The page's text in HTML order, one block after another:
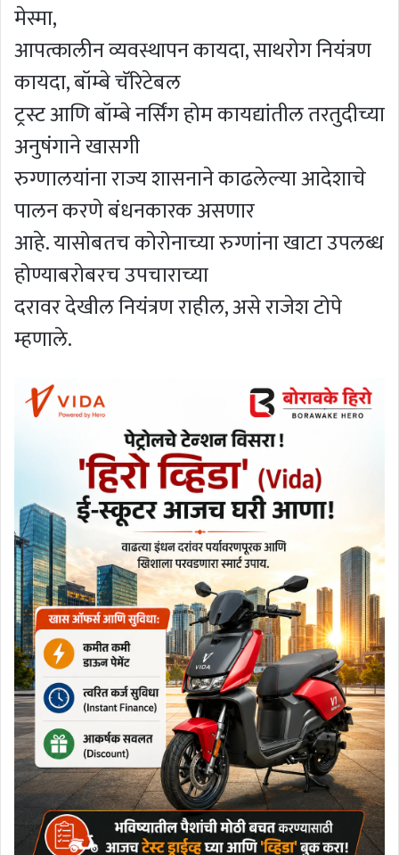
मेस्मा,
आपत्कालीन व्यवस्थापन कायदा, साथरोग नियंत्रण
कायदा, बॉम्बे चॅरिटेबल
ट्रस्ट आणि बॉम्बे नर्सिंग होम कायद्यांतील तरतुदीच्या
अनुषंगाने खासगी
रुग्णालयांना राज्य शासनाने काढलेल्या आदेशाचे
पालन करणे बंधनकारक असणार
आहे. यासोबतच कोरोनाच्या रुग्णांना खाटा उपलब्ध
होण्याबरोबरच उपचाराच्या
दरावर देखील नियंत्रण राहील, असे राजेश टोपे
म्हणाले.